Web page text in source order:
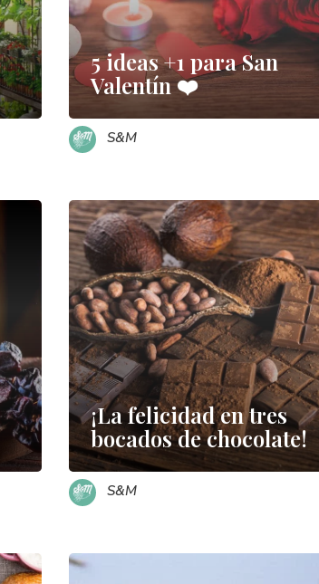
5 ideas +1 para San
Valentín ❤️
S&M
¡La felicidad en tres
bocados de chocolate!
S&M